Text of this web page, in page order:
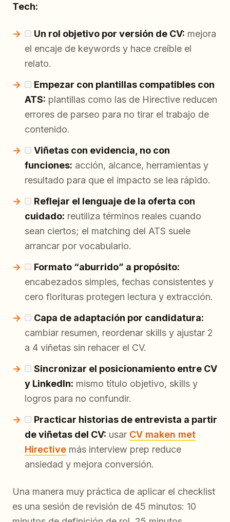
Tech:
Un rol objetivo por versión de CV: mejora
el encaje de keywords y hace creíble el
relato.
Empezar con plantillas compatibles con
ATS: plantillas como las de Hirective reducen
errores de parseo para no tirar el trabajo de
contenido.
Viñetas con evidencia, no con
funciones: acción, alcance, herramientas y
resultado para que el impacto se lea rápido.
Reflejar el lenguaje de la oferta con
cuidado: reutiliza términos reales cuando
sean ciertos; el matching del ATS suele
arrancar por vocabulario.
Formato “aburrido” a propósito:
encabezados simples, fechas consistentes y
cero florituras protegen lectura y extracción.
Capa de adaptación por candidatura:
cambiar resumen, reordenar skills y ajustar 2
a 4 viñetas sin rehacer el CV.
Sincronizar el posicionamiento entre CV
y LinkedIn: mismo título objetivo, skills y
logros para no confundir.
Practicar historias de entrevista a partir
de viñetas del CV: usar CV maken met
Hirective más interview prep reduce
ansiedad y mejora conversión.
Una manera muy práctica de aplicar el checklist
es una sesión de revisión de 45 minutos: 10